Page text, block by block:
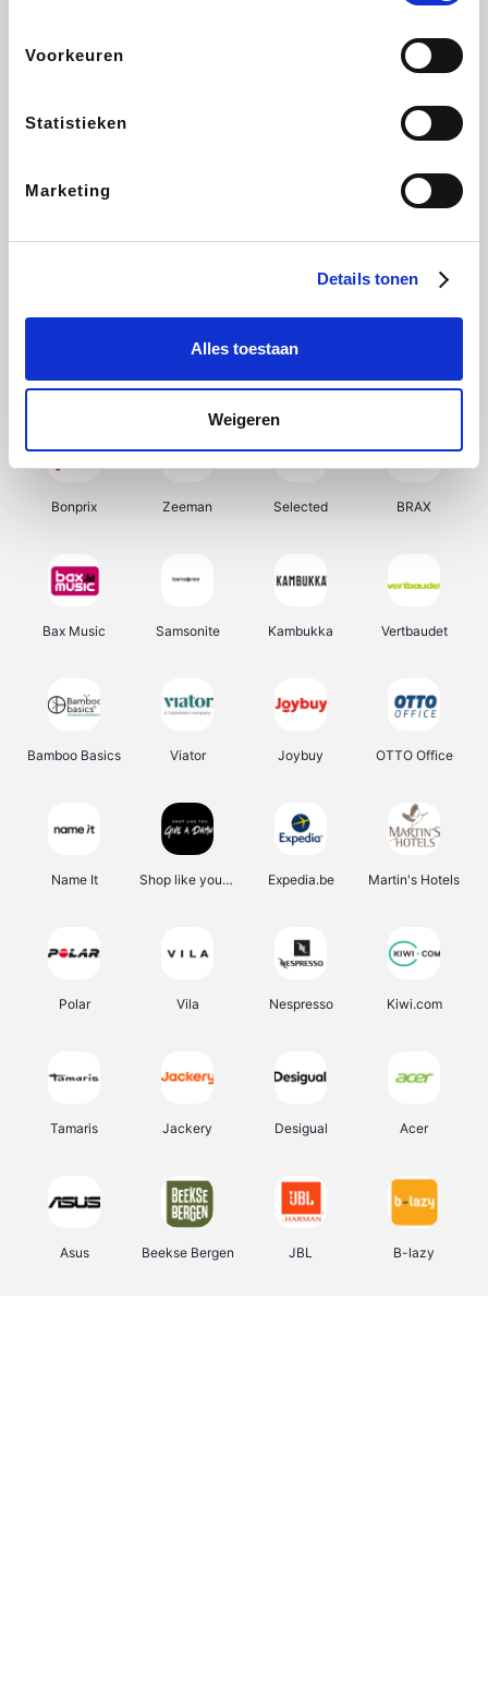
Voorkeuren
Statistieken
Marketing
Details tonen
Alles toestaan
Weigeren
DeubaXXL
Ekoi About You
My Jewellery Tennis Point Samsung Delonghi
Bonprix Zeeman Selected BRAX
Bax Music Samsonite Kambukka Vertbaudet
Bamboo Basics Viator Joybuy OTTO Office
Name It Shop like you Give A Damn Expedia.be Martin's Hotels
Polar Vila Nespresso Kiwi.com
Tamaris Jackery Desigual Acer
Asus Beekse Bergen JBL B-lazy